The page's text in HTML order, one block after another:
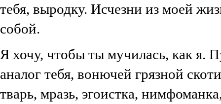
тебя, выродку. Исчезни из моей
собой.
Я хочу, чтобы ты мучилась, как я.
аналог тебя, вонючей грязной
тварь, мразь, эгоистка,